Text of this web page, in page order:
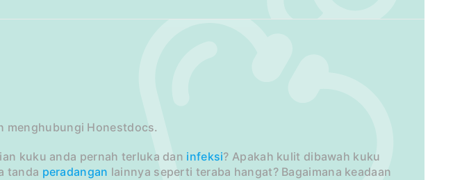
menghubungi Honestdocs.
kuku anda pernah terluka dan infeksi? Apakah kulit dibawah kuku
tanda peradangan lainnya seperti teraba hangat? Bagaimana keadaan